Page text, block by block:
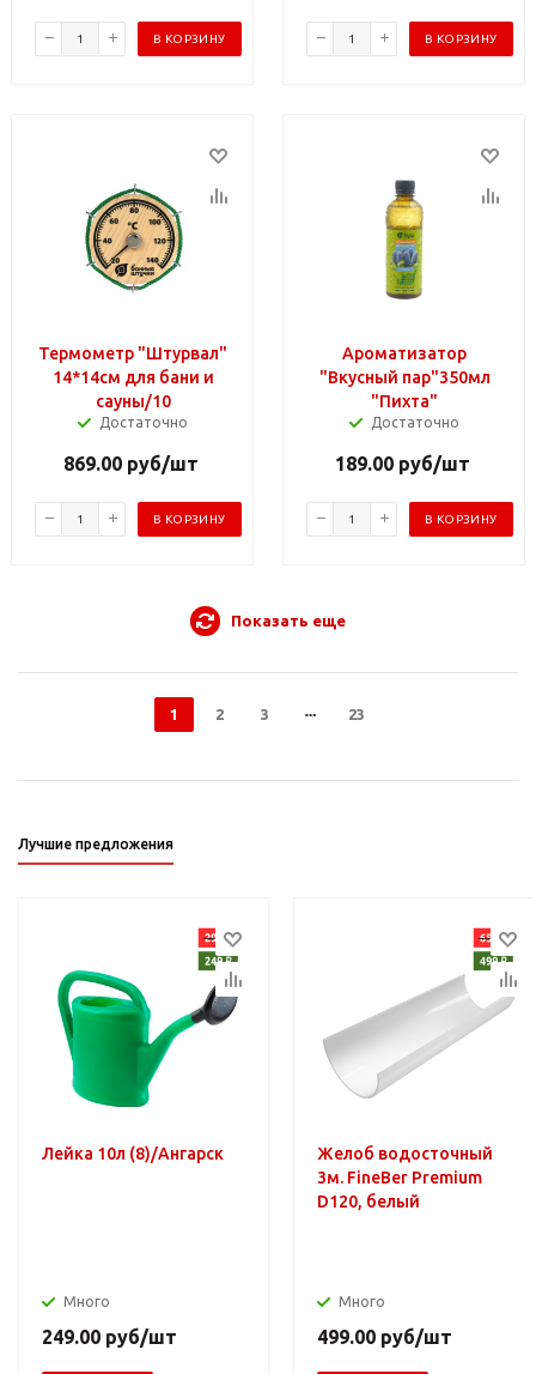
В КОРЗИНУ В КОРЗИНУ
Термометр "Штурвал"
14*14см для бани и
сауны/10
Достаточно
869.00руб/шт
В КОРЗИНУ
Ароматизатор
"Вкусный пар"350мл
"Пихта"
Достаточно
189.00руб/шт
В КОРЗИНУ
Показать еще
1 2 3 23
Лучшие предложения
Лейка 10л (8)/Ангарск
Много
249.00 руб/шт
Желоб водосточный
3м. FineBer Premium
D120, белый
Много
499.00 руб/шт